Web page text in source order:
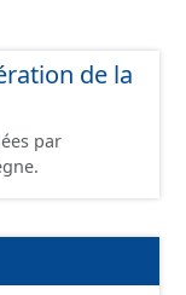
de la
par